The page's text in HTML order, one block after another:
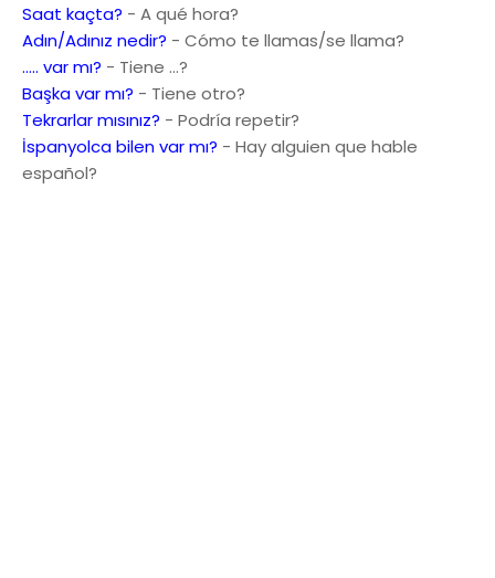
Saat kaçta? - A qué hora?
Adın/Adınız nedir? - Cómo te llamas/se llama?
..... var mı? - Tiene ...?
Başka var mı? - Tiene otro?
Tekrarlar mısınız? - Podría repetir?
İspanyolca bilen var mı? - Hay alguien que hable
español?